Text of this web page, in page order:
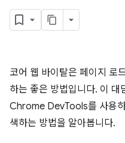
코어 웹 바이탈은 페이지 로
하는 좋은 방법입니다. 이
Chrome DevTools를 사용
색하는 방법을 알아봅니다.